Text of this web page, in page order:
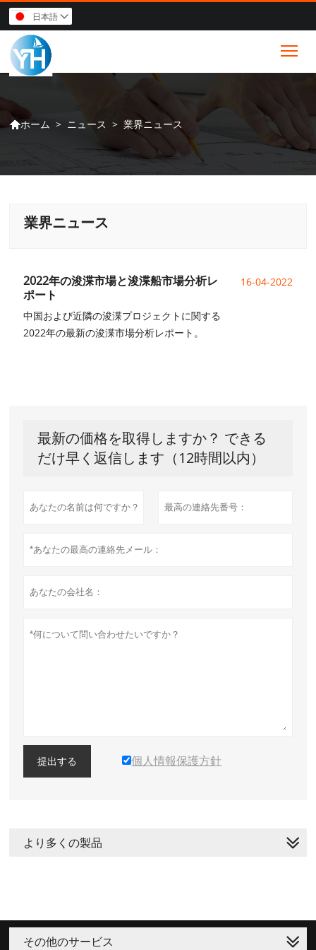
日本語 
ホーム > ニュース > 業界ニュース
業界ニュース
16-04-2022
2022年の浚渫市場と浚渫船市場分析レ
ポート
中国および近隣の浚渫プロジェクトに関する
2022年の最新の浚渫市場分析レポート。
最新の価格を取得しますか？ できる
だけ早く返信します（12時間以内）
提出する 個人情報保護方針
より多くの製品
その他のサービス